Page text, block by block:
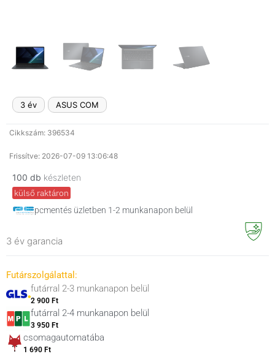
3 év ASUS COM
Cikkszám: 396534
Frissítve: 2026-07-09 13:06:48
100 db készleten
külső raktáron
pcmentés üzletben 1-2 munkanapon belül
3 év garancia
Futárszolgálattal:
futárral 2-3 munkanapon belül
2 900 Ft
futárral 2-4 munkanapon belül
3 950 Ft
csomagautomatába
1 690 Ft